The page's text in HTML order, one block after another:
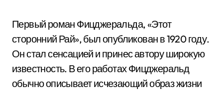
Первый роман Фицджеральда, «Этот
сторонний Рай», был опубликован в 1920 году.
Он стал сенсацией и принес автору широкую
известность. В его работах Фицджеральд
обычно описывает исчезающий образ жизни